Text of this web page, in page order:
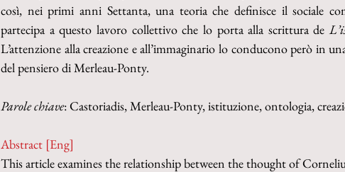
così, nei primi anni Settanta, una teoria che definisce il sociale
partecipa a questo lavoro collettivo che lo porta alla scrittura de
L’attenzione alla creazione e all’immaginario lo conducono però in
del pensiero di Merleau-Ponty.
Parole chiave: Castoriadis, Merleau-Ponty, istituzione, ontologia,
Abstract [Eng]
This article examines the relationship between the thought of